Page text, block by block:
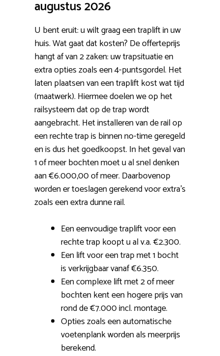
augustus 2026
U bent eruit: u wilt graag een traplift in uw
huis. Wat gaat dat kosten? De offerteprijs
hangt af van 2 zaken: uw trapsituatie en
extra opties zoals een 4-puntsgordel. Het
laten plaatsen van een traplift kost wat tijd
(maatwerk). Hiermee doelen we op het
railsysteem dat op de trap wordt
aangebracht. Het installeren van de rail op
een rechte trap is binnen no-time geregeld
en is dus het goedkoopst. In het geval van
1 of meer bochten moet u al snel denken
aan €6.000,00 of meer. Daarbovenop
worden er toeslagen gerekend voor extra’s
zoals een extra dunne rail.
Een eenvoudige traplift voor een
rechte trap koopt u al v.a. €2.300.
Een lift voor een trap met 1 bocht
is verkrijgbaar vanaf €6.350.
Een complexe lift met 2 of meer
bochten kent een hogere prijs van
rond de €7.000 incl. montage.
Opties zoals een automatische
voetenplank worden als meerprijs
berekend.